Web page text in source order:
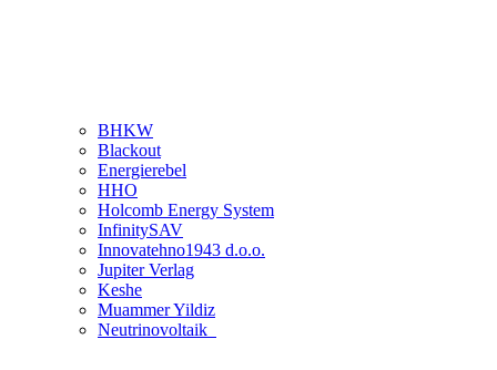
BHKW
Blackout
Energierebel
HHO
Holcomb Energy System
InfinitySAV
Innovatehno1943 d.o.o.
Jupiter Verlag
Keshe
Muammer Yildiz
Neutrinovoltaik